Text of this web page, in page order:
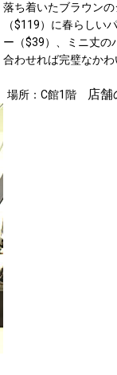
落ち着いたブラウン
（$119）に春らしい
ー（$39）、ミニ丈の
合わせれば完璧なか
場所：C館1階 店